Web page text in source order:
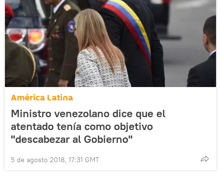
América Latina
Ministro venezolano dice que el
atentado tenía como objetivo
"descabezar al Gobierno"
5 de agosto 2018, 17:31 GMT